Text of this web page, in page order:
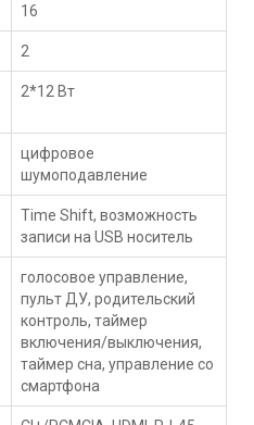
16
2
2*12 Вт
цифровое
шумоподавление
Time Shift, возможность
записи на USB носитель
голосовое управление,
пульт ДУ, родительский
контроль, таймер
включения/выключения,
таймер сна, управление со
смартфона